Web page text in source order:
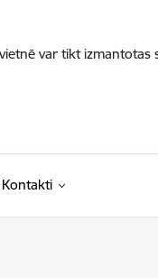
var tikt
Kontakti